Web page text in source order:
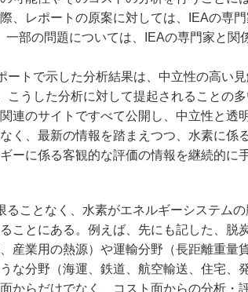
、レポートの原案に対しては、IEAの専
、一部の問題については、IEAの専門家と
トで示した分析結果は、中立性の高い
こうした分析に対して提起されることの
連のサイトですべて公開し、中立性と透
く、最新の情報を踏まえつつ、水素に係
ーに係る客観的な評価の情報を継続的に
ことなく、水素がエネルギーシステム
ことにある。例えば、先にも記した、脱
産業用の熱源）や運輸分野（長距離重量
な分野（海運、鉄道、航空輸送、住宅、
からだけでなく、コスト面からの分析・